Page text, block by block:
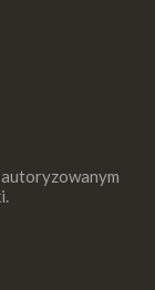
autoryzowanym